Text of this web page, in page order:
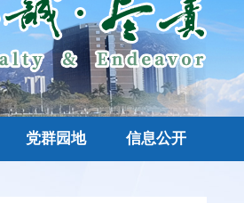
党群园地 信息公开